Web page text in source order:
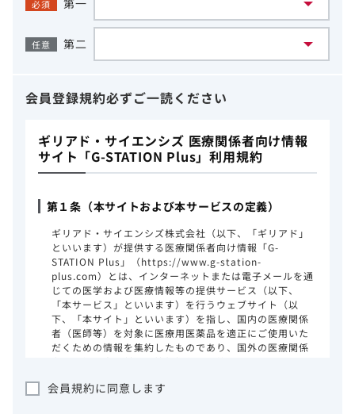
必須 第一
任意 第二
会員登録規約必ずご一読ください
ギリアド・サイエンシズ 医療関係者向け情報
サイト「G-STATION Plus」利用規約
第１条（本サイトおよび本サービスの定義）
ギリアド・サイエンシズ株式会社（以下、「ギリアド」
といいます）が提供する医療関係者向け情報「G-
STATION Plus」（https://www.g-station-
plus.com）とは、インターネットまたは電子メールを通
じての医学および医療情報等の提供サービス（以下、
「本サービス」といいます）を行うウェブサイト（以
下、「本サイト」といいます）を指し、国内の医療関係
者（医師等）を対象に医療用医薬品を適正にご使用いた
だくための情報を集約したものであり、国外の医療関係
事項をご熟読いただき、同意された場合のみご利用くだ
会員規約に同意します